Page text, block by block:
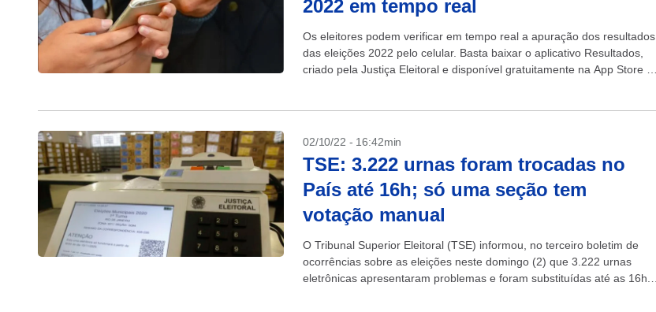
2022 em tempo real
Os eleitores podem verificar em tempo real a apuração dos resultados
das eleições 2022 pelo celular. Basta baixar o aplicativo Resultados,
criado pela Justiça Eleitoral e disponível gratuitamente na App Store e
02/10/22 - 16:42min
TSE: 3.222 urnas foram trocadas no
País até 16h; só uma seção tem
votação manual
O Tribunal Superior Eleitoral (TSE) informou, no terceiro boletim de
ocorrências sobre as eleições neste domingo (2) que 3.222 urnas
eletrônicas apresentaram problemas e foram substituídas até as 16h.